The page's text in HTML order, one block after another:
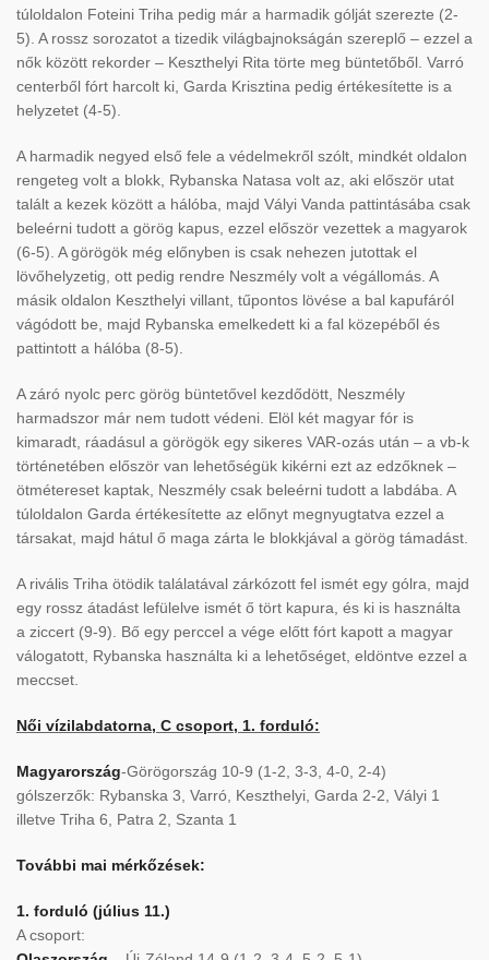
túloldalon Foteini Triha pedig már a harmadik gólját szerezte (2-
5). A rossz sorozatot a tizedik világbajnokságán szereplő – ezzel a
nők között rekorder – Keszthelyi Rita törte meg büntetőből. Varró
centerből fórt harcolt ki, Garda Krisztina pedig értékesítette is a
helyzetet (4-5).
A harmadik negyed első fele a védelmekről szólt, mindkét oldalon
rengeteg volt a blokk, Rybanska Natasa volt az, aki először utat
talált a kezek között a hálóba, majd Vályi Vanda pattintásába csak
beleérni tudott a görög kapus, ezzel először vezettek a magyarok
(6-5). A görögök még előnyben is csak nehezen jutottak el
lövőhelyzetig, ott pedig rendre Neszmély volt a végállomás. A
másik oldalon Keszthelyi villant, tűpontos lövése a bal kapufáról
vágódott be, majd Rybanska emelkedett ki a fal közepéből és
pattintott a hálóba (8-5).
A záró nyolc perc görög büntetővel kezdődött, Neszmély
harmadszor már nem tudott védeni. Elöl két magyar fór is
kimaradt, ráadásul a görögök egy sikeres VAR-ozás után – a vb-k
történetében először van lehetőségük kikérni ezt az edzőknek –
ötmétereset kaptak, Neszmély csak beleérni tudott a labdába. A
túloldalon Garda értékesítette az előnyt megnyugtatva ezzel a
társakat, majd hátul ő maga zárta le blokkjával a görög támadást.
A rivális Triha ötödik találatával zárkózott fel ismét egy gólra, majd
egy rossz átadást lefülelve ismét ő tört kapura, és ki is használta
a ziccert (9-9). Bő egy perccel a vége előtt fórt kapott a magyar
válogatott, Rybanska használta ki a lehetőséget, eldöntve ezzel a
meccset.
Női vízilabdatorna, C csoport, 1. forduló:
Magyarország-Görögország 10-9 (1-2, 3-3, 4-0, 2-4)
gólszerzők: Rybanska 3, Varró, Keszthelyi, Garda 2-2, Vályi 1
illetve Triha 6, Patra 2, Szanta 1
További mai mérkőzések:
1. forduló (július 11.)
A csoport: